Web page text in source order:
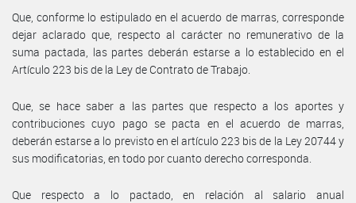
Que, conforme lo estipulado en el acuerdo de marras, corresponde
dejar aclarado que, respecto al carácter no remunerativo de la
suma pactada, las partes deberán estarse a lo establecido en el
Artículo 223 bis de la Ley de Contrato de Trabajo.
Que, se hace saber a las partes que respecto a los aportes y
contribuciones cuyo pago se pacta en el acuerdo de marras,
deberán estarse a lo previsto en el artículo 223 bis de la Ley 20744 y
sus modificatorias, en todo por cuanto derecho corresponda.
Que respecto a lo pactado, en relación al salario anual